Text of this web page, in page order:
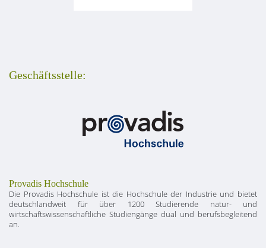
Geschäftsstelle:
Provadis Hochschule
Die Provadis Hochschule ist die Hochschule der Industrie und bietet
deutschlandweit für über 1200 Studierende natur- und
wirtschaftswissenschaftliche Studiengänge dual und berufsbegleitend
an.